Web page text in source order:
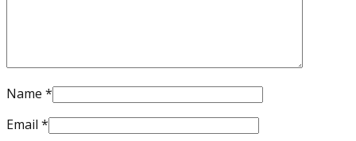
Name *
Email *